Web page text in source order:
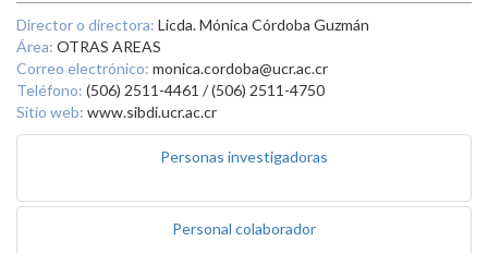
Director o directora: Licda. Mónica Córdoba Guzmán
Área: OTRAS AREAS
Correo electrónico: monica.cordoba@ucr.ac.cr
Teléfono: (506) 2511-4461 / (506) 2511-4750
Sitio web: www.sibdi.ucr.ac.cr
Personas investigadoras
Personal colaborador